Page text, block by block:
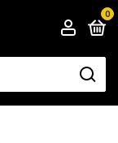
0